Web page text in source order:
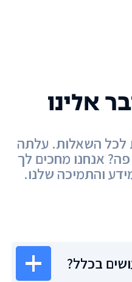
בכלל?
אלינו
לכל השאלות. עלתה
אנחנו מחכים לך
והתמיכה שלנו.